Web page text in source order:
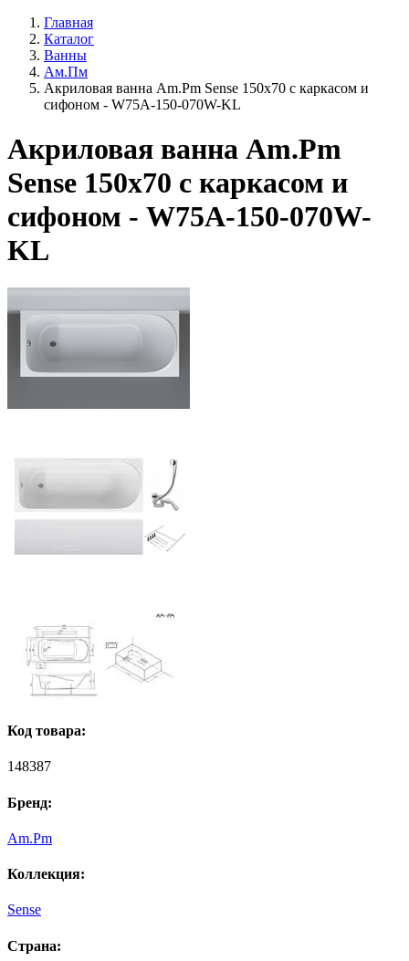
Главная
Каталог
Ванны
Ам.Пм
Акриловая ванна Am.Pm Sense 150х70 с каркасом и
сифоном - W75A-150-070W-KL
Акриловая ванна Am.Pm
Sense 150х70 с каркасом и
сифоном - W75A-150-070W-
KL
Код товара:
148387
Бренд:
Am.Pm
Коллекция:
Sense
Страна: